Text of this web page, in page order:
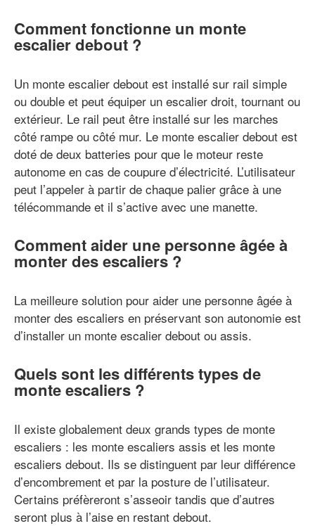
Comment fonctionne un monte
escalier debout ?
Un monte escalier debout est installé sur rail simple
ou double et peut équiper un escalier droit, tournant ou
extérieur. Le rail peut être installé sur les marches
côté rampe ou côté mur. Le monte escalier debout est
doté de deux batteries pour que le moteur reste
autonome en cas de coupure d’électricité. L’utilisateur
peut l’appeler à partir de chaque palier grâce à une
télécommande et il s’active avec une manette.
Comment aider une personne âgée à
monter des escaliers ?
La meilleure solution pour aider une personne âgée à
monter des escaliers en préservant son autonomie est
d’installer un monte escalier debout ou assis.
Quels sont les différents types de
monte escaliers ?
Il existe globalement deux grands types de monte
escaliers : les monte escaliers assis et les monte
escaliers debout. Ils se distinguent par leur différence
d’encombrement et par la posture de l’utilisateur.
Certains préfèreront s’asseoir tandis que d’autres
seront plus à l’aise en restant debout.